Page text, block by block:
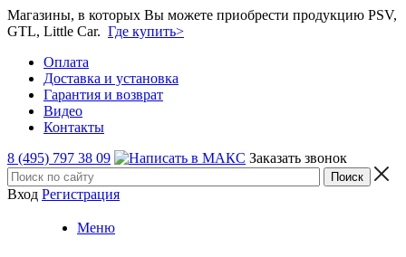
Магазины, в которых Вы можете приобрести продукцию PSV,
GTL, Little Car. Где купить>
Оплата
Доставка и установка
Гарантия и возврат
Видео
Контакты
8 (495) 797 38 09
Заказать звонок
Вход Регистрация
Меню